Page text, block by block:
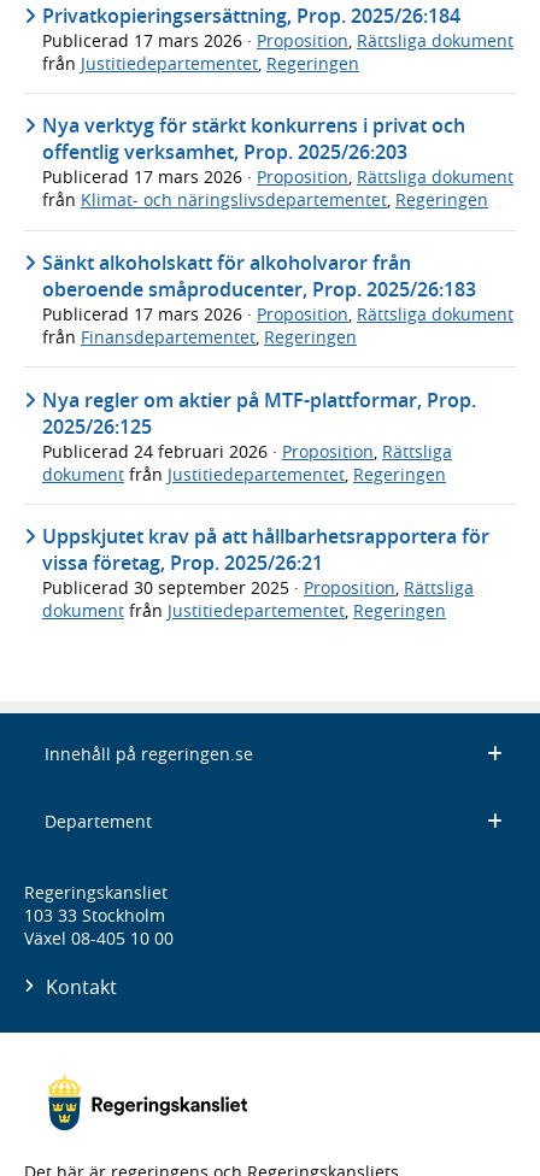
Privatkopieringsersättning, Prop. 2025/26:184
Publicerad 17 mars 2026 · Proposition Rättsliga dokument
från Justitiedepartementet Regeringen
Nya verktyg för stärkt konkurrens i privat och
offentlig verksamhet, Prop. 2025/26:203
Publicerad 17 mars 2026 · Proposition, Rättsliga dokument
från Klimat- och näringslivsdepartementet, Regeringen
Sänkt alkoholskatt för alkoholvaror från
oberoende småproducenter, Prop. 2025/26:183
Publicerad 17 mars 2026 · Proposition, Rättsliga dokument
från Finansdepartementet, Regeringen
Nya regler om aktier på MTF-plattformar, Prop.
2025/26:125
Publicerad 24 februari 2026 · Proposition Rättsliga
dokument från Justitiedepartementet Regeringen
Uppskjutet krav på att hållbarhetsrapportera för
vissa företag, Prop. 2025/26:21
Publicerad 30 september 2025 · Proposition, Rättsliga
dokument från Justitiedepartementet, Regeringen
Innehåll på regeringen.se
Departement
Regeringskansliet
103 33 Stockholm
Växel 08-405 10 00
Kontakt